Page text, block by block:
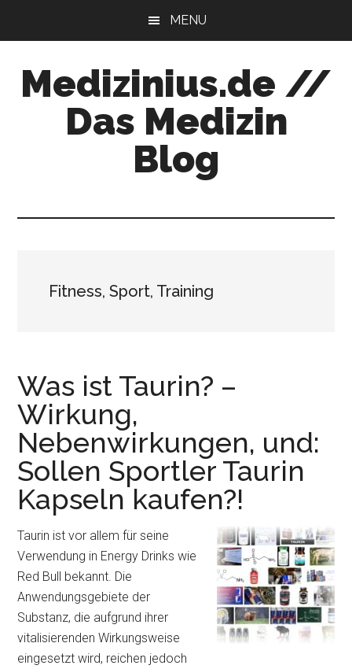
MENU
Medizinius.de //
Das Medizin
Blog
Fitness, Sport, Training
Was ist Taurin? –
Wirkung,
Nebenwirkungen, und:
Sollen Sportler Taurin
Kapseln kaufen?!
Taurin ist vor allem für seine
Verwendung in Energy Drinks wie
Red Bull bekannt. Die
Anwendungsgebiete der
Substanz, die aufgrund ihrer
vitalisierenden Wirkungsweise
eingesetzt wird, reichen jedoch